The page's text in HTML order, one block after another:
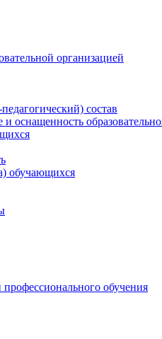
организацией
состав
оснащенность
обучающихся
обучения